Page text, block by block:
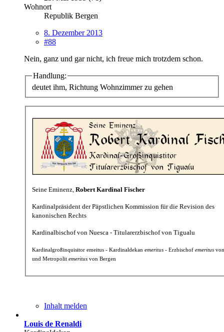
Wohnort
Republik Bergen
8. Dezember 2013
#88
Nein, ganz und gar nicht, ich freue mich trotzdem schon.
Handlung:
deutet ihm, Richtung Wohnzimmer zu gehen
Seine Eminenz, Robert Kardinal Fischer
Kardinalpräsident der Päpstlichen Kommission für die Revision des
kanonischen Rechts
Kardinalbischof von Nuesca - Titularerzbischof von Tigualu
Kardinalgroßinquisitor emeitus - Kardinaldekan emeritus - Erzbischof emeritus
und Metropolit emeritus von Bergen
Inhalt melden
Louis de Renaldi